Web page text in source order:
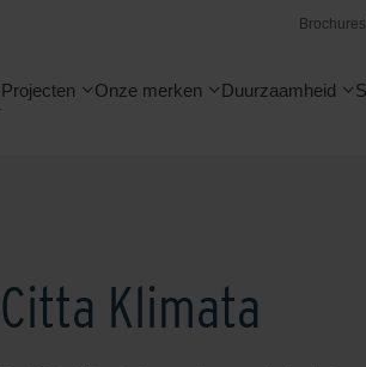
Brochures
Projecten Onze merken Duurzaamheid
Citta Klimata